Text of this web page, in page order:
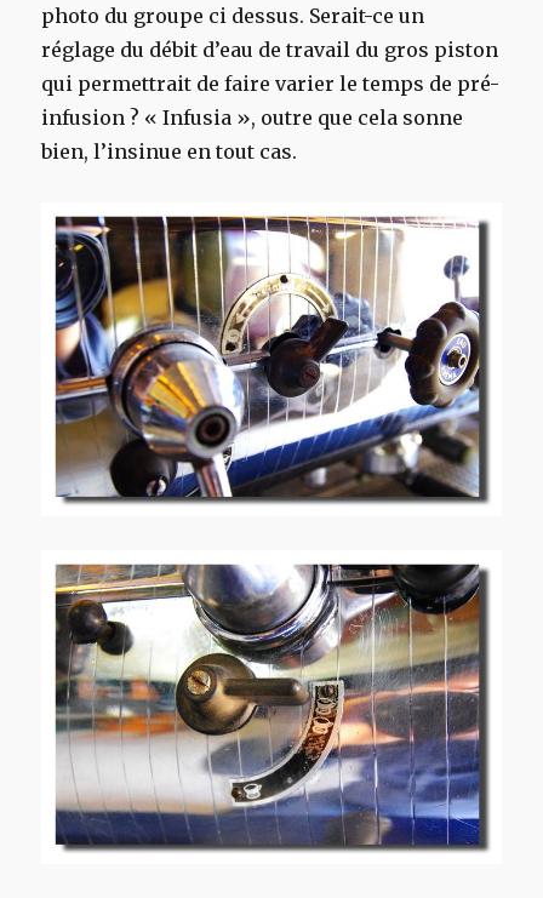
photo du groupe ci dessus. Serait-ce un
réglage du débit d’eau de travail du gros piston
qui permettrait de faire varier le temps de pré-
infusion ? « Infusia », outre que cela sonne
bien, l’insinue en tout cas.